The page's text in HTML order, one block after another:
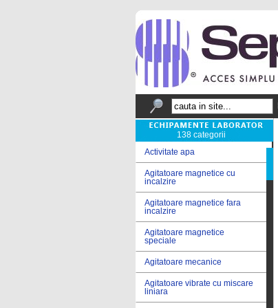
138 categorii
Activitate apa
Agitatoare magnetice cu
incalzire
Agitatoare magnetice fara
incalzire
Agitatoare magnetice
speciale
Agitatoare mecanice
Agitatoare vibrate cu miscare
liniara